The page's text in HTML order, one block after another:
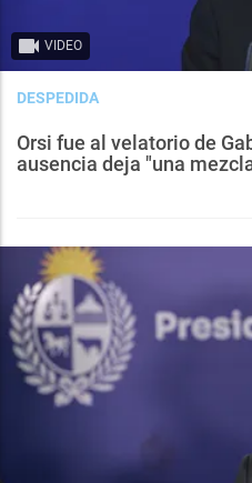
VIDEO
DESPEDIDA
Orsi fue al velatorio de
ausencia deja "una